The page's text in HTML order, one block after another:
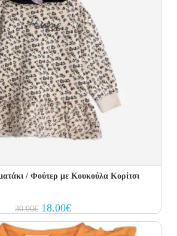
/ Φούτερ με Κουκούλα Κορίτσι
30.00€ Original
price
was:
30.00€.
18.00€Current
price
is:
18.00€.